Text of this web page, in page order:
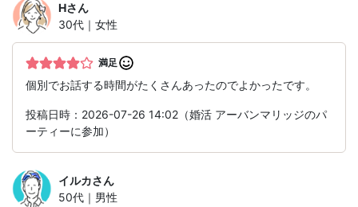
Hさん
30代｜女性
満足
個別でお話する時間がたくさんあったのでよかったです。
投稿日時：2026-07-26 14:02（婚活 アーバンマリッジのパ
ーティーに参加）
イルカさん
50代｜男性